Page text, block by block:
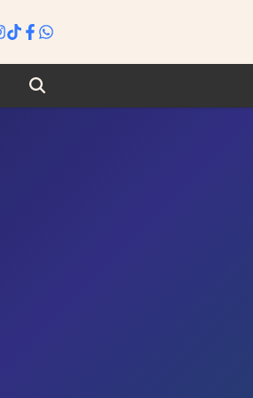
Search